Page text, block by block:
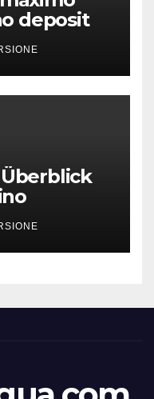
deposit
casino